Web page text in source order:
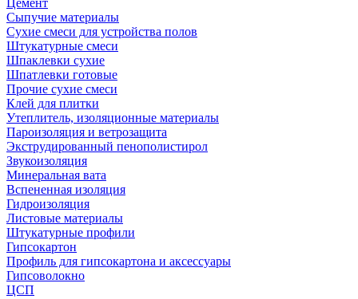
Цемент
Сыпучие материалы
Сухие смеси для устройства полов
Штукатурные смеси
Шпаклевки сухие
Шпатлевки готовые
Прочие сухие смеси
Клей для плитки
Утеплитель, изоляционные материалы
Пароизоляция и ветрозащита
Экструдированный пенополистирол
Звукоизоляция
Минеральная вата
Вспененная изоляция
Гидроизоляция
Листовые материалы
Штукатурные профили
Гипсокартон
Профиль для гипсокартона и аксессуары
Гипсоволокно
ЦСП